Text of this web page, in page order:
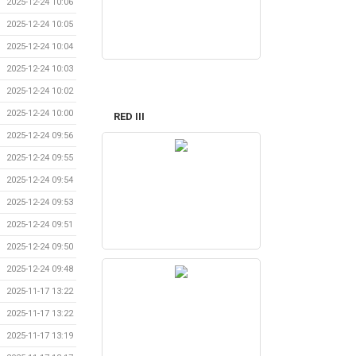
2025-12-24 10:05
2025-12-24 10:04
2025-12-24 10:03
2025-12-24 10:02
2025-12-24 10:00
2025-12-24 09:56
2025-12-24 09:55
2025-12-24 09:54
2025-12-24 09:53
2025-12-24 09:51
2025-12-24 09:50
2025-12-24 09:48
2025-11-17 13:22
2025-11-17 13:22
2025-11-17 13:19
RED III